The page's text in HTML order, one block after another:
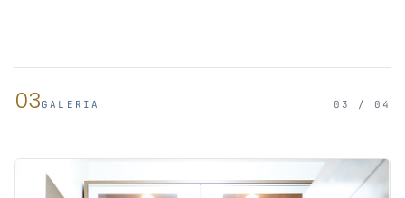
03 GALERIA 03 / 04